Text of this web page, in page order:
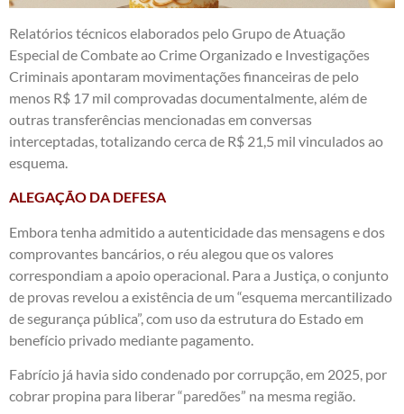
Relatórios técnicos elaborados pelo Grupo de Atuação
Especial de Combate ao Crime Organizado e Investigações
Criminais apontaram movimentações financeiras de pelo
menos R$ 17 mil comprovadas documentalmente, além de
outras transferências mencionadas em conversas
interceptadas, totalizando cerca de R$ 21,5 mil vinculados ao
esquema.
ALEGAÇÃO DA DEFESA
Embora tenha admitido a autenticidade das mensagens e dos
comprovantes bancários, o réu alegou que os valores
correspondiam a apoio operacional. Para a Justiça, o conjunto
de provas revelou a existência de um “esquema mercantilizado
de segurança pública”, com uso da estrutura do Estado em
benefício privado mediante pagamento.
Fabrício já havia sido condenado por corrupção, em 2025, por
cobrar propina para liberar “paredões” na mesma região.